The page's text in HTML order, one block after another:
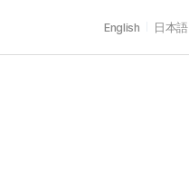
English 日本語